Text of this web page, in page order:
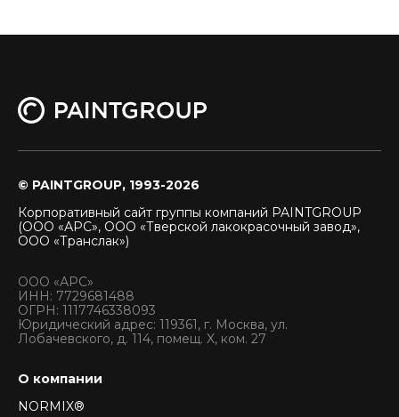
© PAINTGROUP, 1993-2026
Корпоративный сайт группы компаний PAINTGROUP
(ООО «АРС», ООО «Тверской лакокрасочный завод»,
ООО «Транслак»)
ООО «АРС»
ИНН: 7729681488
ОГРН: 1117746338093
Юридический адрес: 119361, г. Москва, ул.
Лобачевского, д. 114, помещ. X, ком. 27
О компании
NORMIX®